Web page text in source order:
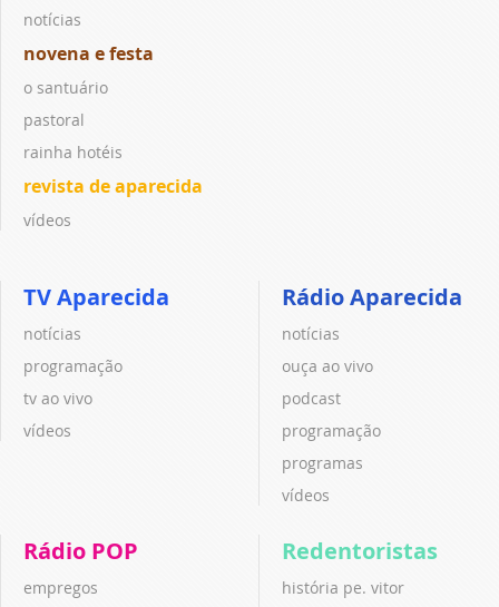
notícias
novena e festa
o santuário
pastoral
rainha hotéis
revista de aparecida
vídeos
TV Aparecida
notícias
programação
tv ao vivo
vídeos
Rádio Aparecida
notícias
ouça ao vivo
podcast
programação
programas
vídeos
Rádio POP
empregos
Redentoristas
história pe. vitor